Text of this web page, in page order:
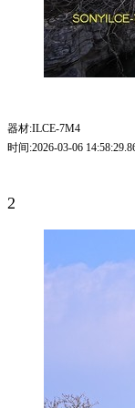
器材:ILCE-7M4
时间:2026-03-06
2